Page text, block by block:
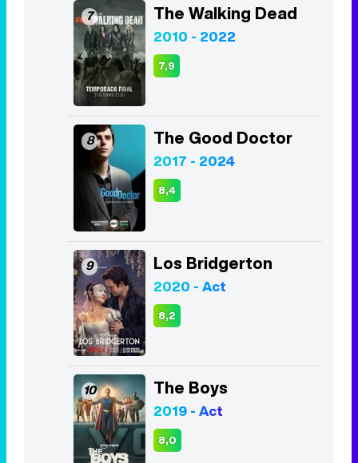
7 The Walking Dead
2010 - 2022
7,9
8 The Good Doctor
2017 - 2024
8,4
9 Los Bridgerton
2020 - Act
8,2
10 The Boys
2019 - Act
8,0